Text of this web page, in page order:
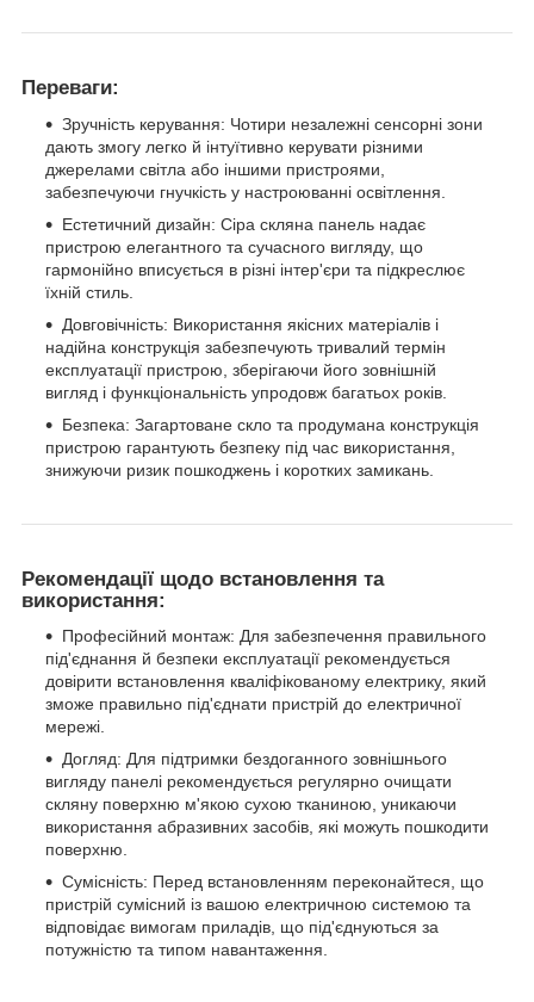
Переваги:
Зручність керування: Чотири незалежні сенсорні зони
дають змогу легко й інтуїтивно керувати різними
джерелами світла або іншими пристроями,
забезпечуючи гнучкість у настроюванні освітлення.
Естетичний дизайн: Сіра скляна панель надає
пристрою елегантного та сучасного вигляду, що
гармонійно вписується в різні інтер'єри та підкреслює
їхній стиль.
Довговічність: Використання якісних матеріалів і
надійна конструкція забезпечують тривалий термін
експлуатації пристрою, зберігаючи його зовнішній
вигляд і функціональність упродовж багатьох років.
Безпека: Загартоване скло та продумана конструкція
пристрою гарантують безпеку під час використання,
знижуючи ризик пошкоджень і коротких замикань.
Рекомендації щодо встановлення та
використання:
Професійний монтаж: Для забезпечення правильного
під'єднання й безпеки експлуатації рекомендується
довірити встановлення кваліфікованому електрику, який
зможе правильно під'єднати пристрій до електричної
мережі.
Догляд: Для підтримки бездоганного зовнішнього
вигляду панелі рекомендується регулярно очищати
скляну поверхню м'якою сухою тканиною, уникаючи
використання абразивних засобів, які можуть пошкодити
поверхню.
Сумісність: Перед встановленням переконайтеся, що
пристрій сумісний із вашою електричною системою та
відповідає вимогам приладів, що під'єднуються за
потужністю та типом навантаження.